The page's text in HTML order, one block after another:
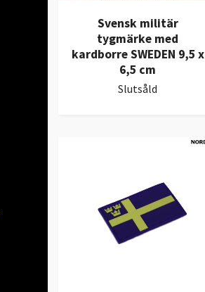
Svensk militär
tygmärke med
kardborre SWEDEN 9,5 x
6,5 cm
Slutsåld